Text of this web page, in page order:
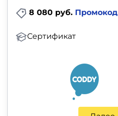
8 080 руб. Промокод
Сертификат